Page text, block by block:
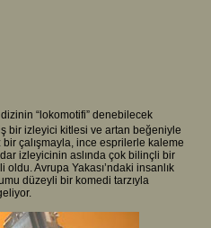
“lokomotifi” denebilecek
bir izleyici kitlesi ve artan beğeniyle
çalışmayla, ince esprilerle kaleme
izleyicinin aslında çok bilinçli bir
Avrupa Yakası’ndaki insanlık
düzeyli bir komedi tarzıyla